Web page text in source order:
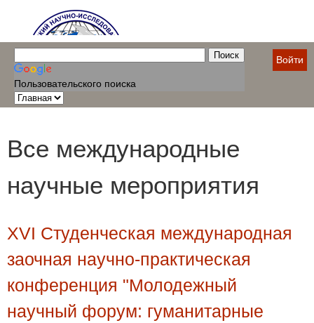
Пользовательского поиска
Войти
Все международные
научные мероприятия
XVI Студенческая международная
заочная научно-практическая
конференция "Молодежный
научный форум: гуманитарные